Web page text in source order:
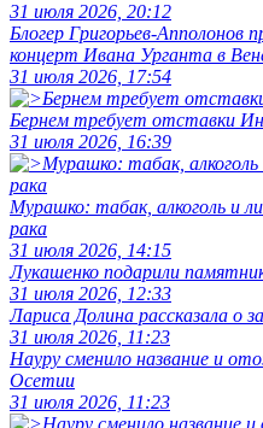
31 июля 2026, 20:12
Блогер Григорьев-Апполонов
концерт Ивана Урганта в
31 июля 2026, 17:54
Бернем требует отставки
31 июля 2026, 16:39
Мурашко: табак, алкоголь и
рака
31 июля 2026, 14:15
Лукашенко подарили
31 июля 2026, 12:33
Лариса Долина рассказала о
31 июля 2026, 11:23
Науру сменило название и
Осетии
31 июля 2026, 11:23